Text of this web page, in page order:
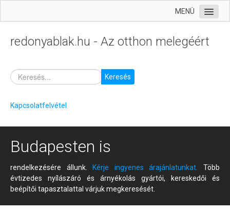
MENÜ
Termékek
Árajánlatkérés
redonyablak.hu - Az otthon melegéért
Keresés
Kapcsolatfelvétel
Budapesten is
rendelkezésére állunk. Kérje ingyenes árajánlatunkat.
Több
évtizedes nyílászáró és árnyékolás gyártói, kereskedői és
beépítői tapasztalattal várjuk megkeresését.